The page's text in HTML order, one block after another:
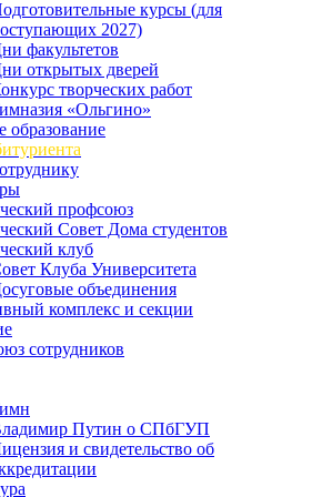
курсы (для
2027)
факультетов
открытых дверей
творческих работ
«Ольгино»
образование
профсоюз
Совет Дома студентов
клуб
Клуба Университета
объединения
комплекс и секции
сотрудников
Путин о СПбГУП
и свидетельство об